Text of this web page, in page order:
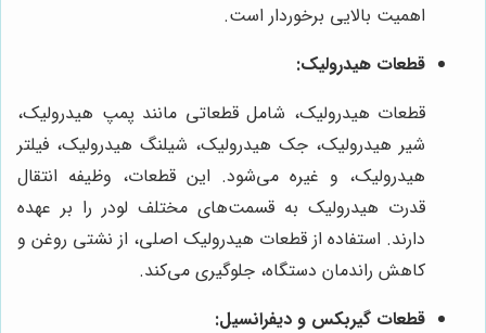
اهمیت بالایی برخوردار است.
قطعات هیدرولیک:
قطعات هیدرولیک، شامل قطعاتی مانند پمپ هیدرولیک،
شیر هیدرولیک، جک هیدرولیک، شیلنگ هیدرولیک، فیلتر
هیدرولیک، و غیره می‌شود. این قطعات، وظیفه انتقال
قدرت هیدرولیک به قسمت‌های مختلف لودر را بر عهده
دارند. استفاده از قطعات هیدرولیک اصلی، از نشتی روغن و
کاهش راندمان دستگاه، جلوگیری می‌کند.
قطعات گیربکس و دیفرانسیل: